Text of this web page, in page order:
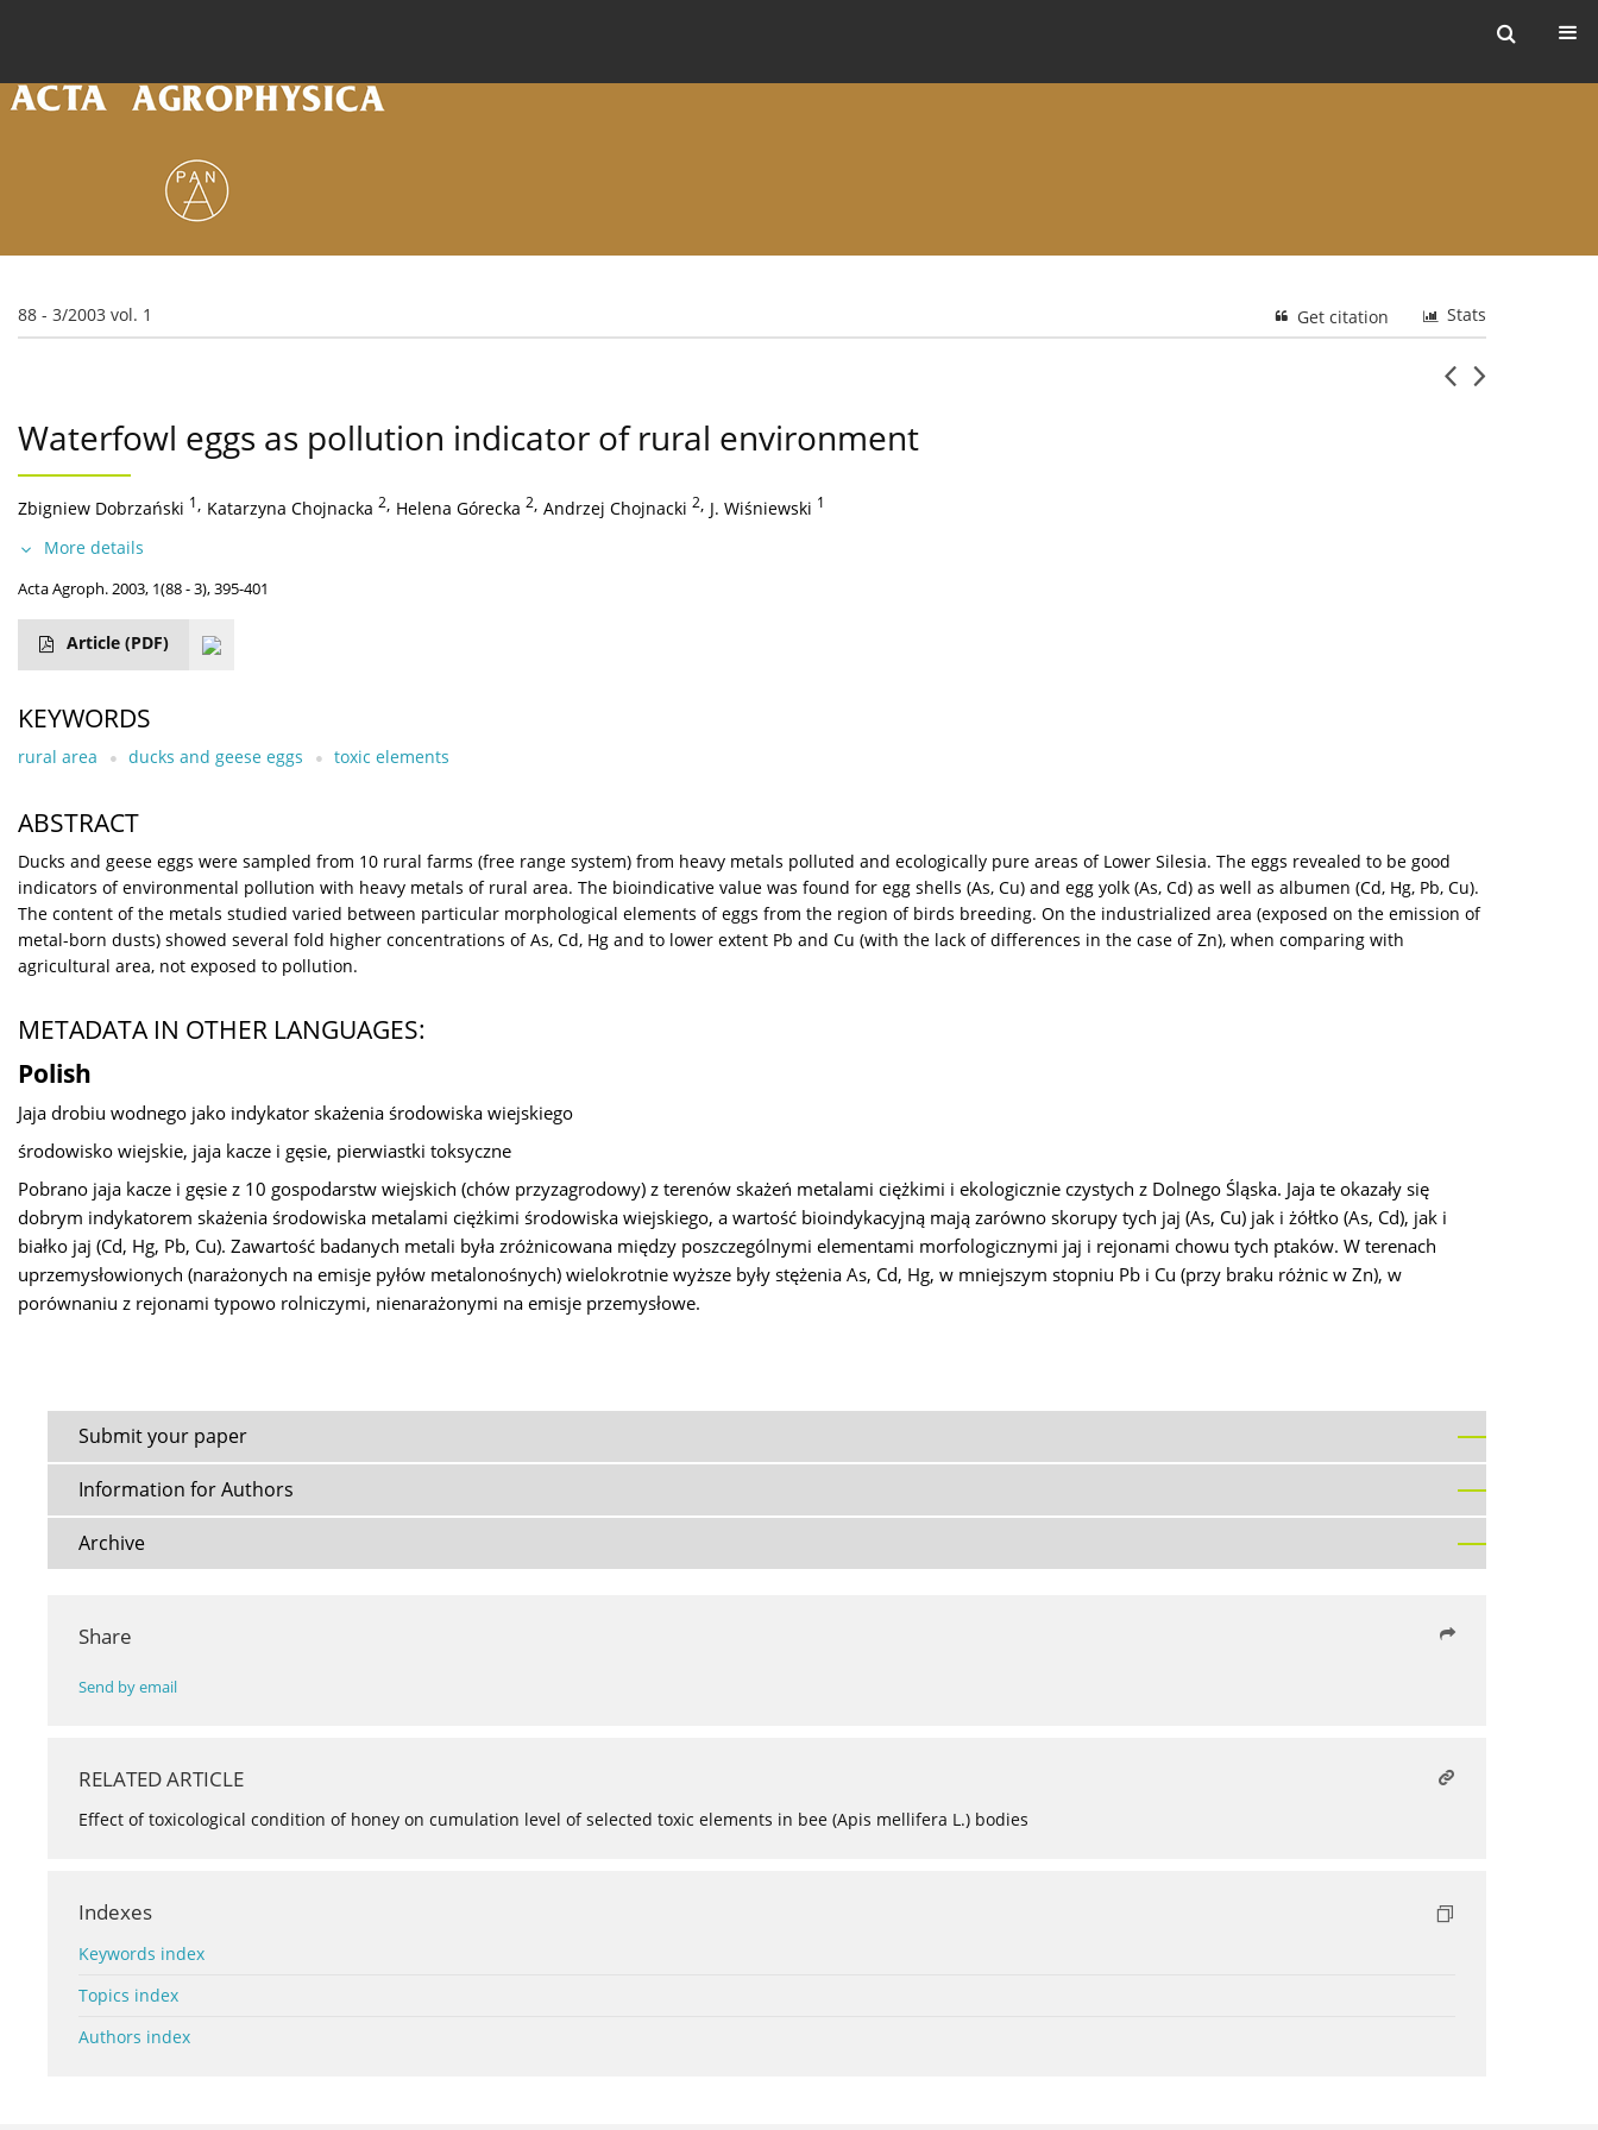
88 - 3/2003 vol. 1 Stats
Get citation
Waterfowl eggs as pollution indicator of rural environment
Zbigniew Dobrzański 1, Katarzyna Chojnacka 2, Helena Górecka 2, Andrzej Chojnacki 2, J. Wiśniewski 1
More details
Acta Agroph. 2003, 1(88 - 3), 395-401
Article (PDF)
KEYWORDS
rural area ducks and geese eggs toxic elements
ABSTRACT
Ducks and geese eggs were sampled from 10 rural farms (free range system) from heavy metals polluted and ecologically pure areas of Lower Silesia. The eggs revealed to be good
indicators of environmental pollution with heavy metals of rural area. The bioindicative value was found for egg shells (As, Cu) and egg yolk (As, Cd) as well as albumen (Cd, Hg, Pb, Cu).
The content of the metals studied varied between particular morphological elements of eggs from the region of birds breeding. On the industrialized area (exposed on the emission of
metal-born dusts) showed several fold higher concentrations of As, Cd, Hg and to lower extent Pb and Cu (with the lack of differences in the case of Zn), when comparing with
agricultural area, not exposed to pollution.
METADATA IN OTHER LANGUAGES:
Polish
Jaja drobiu wodnego jako indykator skażenia środowiska wiejskiego
środowisko wiejskie, jaja kacze i gęsie, pierwiastki toksyczne
Pobrano jaja kacze i gęsie z 10 gospodarstw wiejskich (chów przyzagrodowy) z terenów skażeń metalami ciężkimi i ekologicznie czystych z Dolnego Śląska. Jaja te okazały się
dobrym indykatorem skażenia środowiska metalami ciężkimi środowiska wiejskiego, a wartość bioindykacyjną mają zarówno skorupy tych jaj (As, Cu) jak i żółtko (As, Cd), jak i
białko jaj (Cd, Hg, Pb, Cu). Zawartość badanych metali była zróżnicowana między poszczególnymi elementami morfologicznymi jaj i rejonami chowu tych ptaków. W terenach
uprzemysłowionych (narażonych na emisje pyłów metalonośnych) wielokrotnie wyższe były stężenia As, Cd, Hg, w mniejszym stopniu Pb i Cu (przy braku różnic w Zn), w
porównaniu z rejonami typowo rolniczymi, nienarażonymi na emisje przemysłowe.
Submit your paper
Information for Authors
Archive
Share
Send by email
RELATED ARTICLE
Effect of toxicological condition of honey on cumulation level of selected toxic elements in bee (Apis mellifera L.) bodies
Indexes
Keywords index
Topics index
Authors index